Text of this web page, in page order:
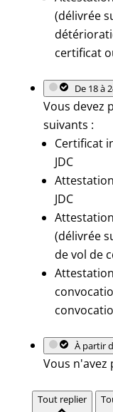
(délivrée
certificat
De 18 à
Vous devez
suivants :
Certificat
JDC
JDC
(délivrée
de vol de
À partir
Vous n'avez
Tout replier